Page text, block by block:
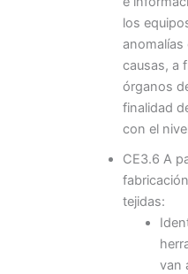
los
causas, a
órganos
finalidad
con el
CE3.6 A
tejidas:
van